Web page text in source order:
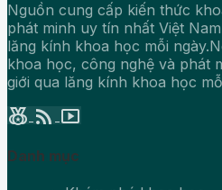
Nguồn cung cấp kiến thức
phát minh uy tín nhất Việt
lăng kính khoa học mỗi
khoa học, công nghệ và phát
giới qua lăng kính khoa học
social_leaderboard rss_feed smart_display
Danh mục